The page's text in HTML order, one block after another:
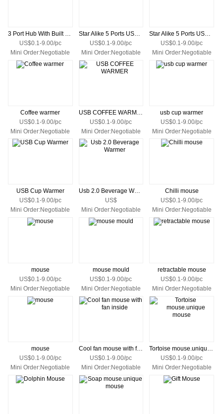
US$0.1-9.00/pc
Mini Order:Negotiable
Star Alike 5 Ports USB HUB
US$0.1-9.00/pc
Mini Order:Negotiable
US$0.1-9.00/pc
Mini Order:Negotiable
Coffee warmer
US$0.1-9.00/pc
Mini Order:Negotiable
US$0.1-9.00/pc
Mini Order:Negotiable
usb cup warmer
US$0.1-9.00/pc
Mini Order:Negotiable
USB Cup Warmer
US$0.1-9.00/pc
Mini Order:Negotiable
Usb 2.0 Beverage Warmer
US$
Mini Order:Negotiable
Chilli mouse
US$0.1-9.00/pc
Mini Order:Negotiable
mouse
US$0.1-9.00/pc
Mini Order:Negotiable
mouse mould
US$0.1-9.00/pc
Mini Order:Negotiable
retractable mouse
US$0.1-9.00/pc
Mini Order:Negotiable
mouse
US$0.1-9.00/pc
Mini Order:Negotiable
Cool fan mouse with fan inside
US$0.1-9.00/pc
Mini Order:Negotiable
Tortoise mouse.unique mouse
US$0.1-9.00/pc
Mini Order:Negotiable